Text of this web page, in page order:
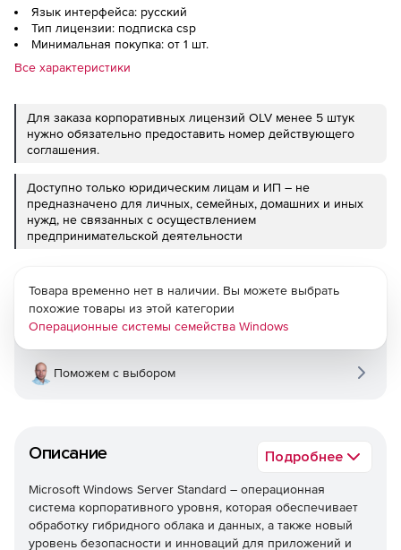
Язык интерфейса: русский
Тип лицензии: подписка csp
Минимальная покупка: от 1 шт.
Все характеристики
Для заказа корпоративных лицензий OLV менее 5 штук
нужно обязательно предоставить номер действующего
соглашения.
Доступно только юридическим лицам и ИП – не
предназначено для личных, семейных, домашних и иных
нужд, не связанных с осуществлением
предпринимательской деятельности
Описание Подробнее
Microsoft Windows Server Standard – операционная
система корпоративного уровня, которая обеспечивает
обработку гибридного облака и данных, а также новый
уровень безопасности и инноваций для приложений и
Товара временно нет в наличии. Вы можете выбрать
похожие товары из этой категории
Операционные системы семейства Windows
Поможем с выбором